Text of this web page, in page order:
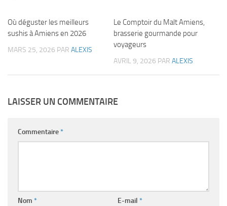
Où déguster les meilleurs
sushis à Amiens en 2026
MARS 25, 2026 PAR ALEXIS
Le Comptoir du Malt Amiens,
brasserie gourmande pour
voyageurs
AVRIL 9, 2026 PAR ALEXIS
LAISSER UN COMMENTAIRE
Commentaire*
Nom * E-mail *